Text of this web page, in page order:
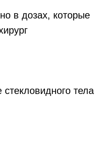
в дозах, которые
тела